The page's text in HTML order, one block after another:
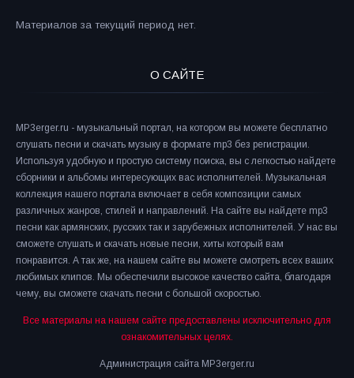
Материалов за текущий период нет.
О САЙТЕ
MP3erger.ru - музыкальный портал, на котором вы можете бесплатно
слушать песни и скачать музыку в формате mp3 без регистрации.
Используя удобную и простую систему поиска, вы с легкостью найдете
сборники и альбомы интересующих вас исполнителей. Музыкальная
коллекция нашего портала включает в себя композиции самых
различных жанров, стилей и направлений. На сайте вы найдете mp3
песни как армянских, русских так и зарубежных исполнителей. У нас вы
сможете слушать и скачать новые песни, хиты который вам
понравится. А так же, на нашем сайте вы можете смотреть всех ваших
любимых клипов. Мы обеспечили высокое качество сайта, благодаря
чему, вы сможете скачать песни с большой скоростью.
Все материалы на нашем сайте предоставлены исключительно для
ознакомительных целях.
Администрация сайта MP3erger.ru